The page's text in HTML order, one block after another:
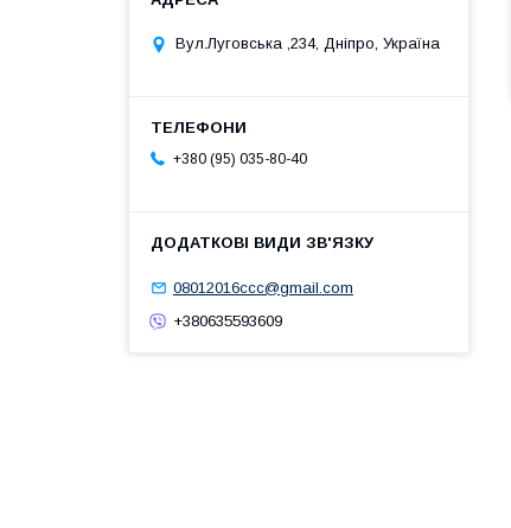
Вул.Луговська ,234, Дніпро, Україна
+380 (95) 035-80-40
08012016ccc@gmail.com
+380635593609